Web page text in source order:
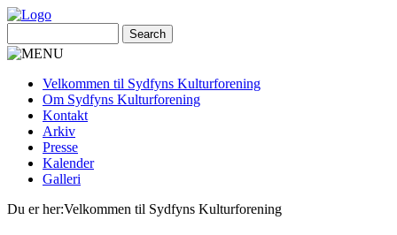
Velkommen til Sydfyns Kulturforening
Om Sydfyns Kulturforening
Kontakt
Arkiv
Presse
Kalender
Galleri
Du er her:Velkommen til Sydfyns Kulturforening